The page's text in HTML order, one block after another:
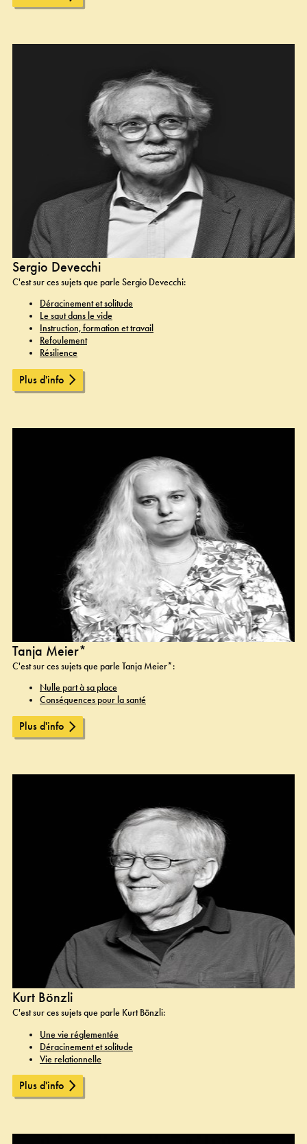
Sergio Devecchi
C'est sur ces sujets que parle Sergio Devecchi:
Déracinement et solitude
Le saut dans le vide
Instruction, formation et travail
Refoulement
Résilience
Plus d'info
Tanja Meier*
C'est sur ces sujets que parle Tanja Meier*:
Nulle part à sa place
Conséquences pour la santé
Plus d'info
Kurt Bönzli
C'est sur ces sujets que parle Kurt Bönzli:
Une vie réglementée
Déracinement et solitude
Vie relationnelle
Plus d'info